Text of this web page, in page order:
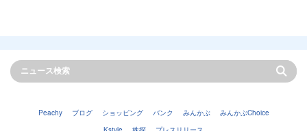
Peachy ブログ ショッピング バンク みんかぶ
みんかぶChoice